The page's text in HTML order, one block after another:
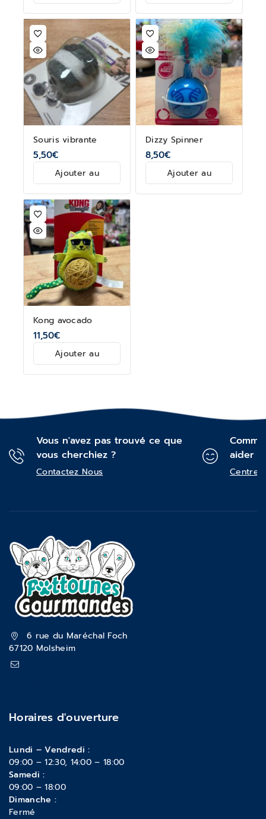
Souris vibrante
5,50€
Ajouter au
Dizzy Spinner
8,50€
Ajouter au
Kong avocado
11,50€
Ajouter au
Vous n'avez pas trouvé ce que
vous cherchiez ?
Contactez Nous
aider ?
Centre
6 rue du Maréchal Foch
67120 Molsheim
Horaires d'ouverture
Lundi – Vendredi :
09:00 – 12:30, 14:00 – 18:00
Samedi :
09:00 – 18:00
Dimanche :
Fermé